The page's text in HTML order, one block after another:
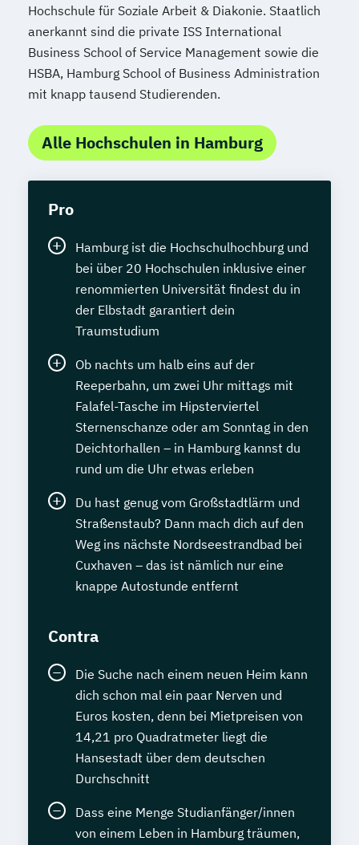
Fremdsprachenkorrespondent/in (IHK) -
Englisch
Geprüfte/r Grafik-Designer/in - Mac
Geprüfte/r Grafik-Designer/in - PC
Geprüfte/r Mechatroniktechniker/in (ILS)
Geprüfte/r Prozessmanager/in Industrie
4.0
Geprüfter Wirtschaftsinformatiker
Geschichte/Politik: Deutschland damals
und heute
Geschäftsführung in Kleinbetrieben
Geschäftsführung in Mittelbetrieben
Grafik-Design Gutes Deutsch
Handelsfachwirt (IHK)
Hauptschulabschluss (Erster
allgemeinbildender Schulabschluss)
Haustechnik
Hauswirtschafter
amtsärztliche Überprüfung
Homöopathie Hotelbetriebswirt
IT-Betriebswirt IT-Bürofachkraft
IT-Servicetechniker
IT-Sicherheit I - Einführung
Immobilienmakler
Immobilienmanagement
Industriefachwirt (IHK)
Industriemeister Elektrotechnik (IHK)
Industriemeister Luftfahrttechnik (IHK)
Industriemeister Metall (IHK)
Informatiker - C++
Informationstechnologie - Grundlagen
Innovationsmanager
Hochschule für Soziale Arbeit & Diakonie. Staatlich
anerkannt sind die private ISS International
Business School of Service Management sowie die
HSBA, Hamburg School of Business Administration
mit knapp tausend Studierenden.
Alle Hochschulen in Hamburg
Pro
Hamburg ist die Hochschulhochburg und
bei über 20 Hochschulen inklusive einer
renommierten Universität findest du in
der Elbstadt garantiert dein
Traumstudium
Ob nachts um halb eins auf der
Reeperbahn, um zwei Uhr mittags mit
Falafel-Tasche im Hipsterviertel
Sternenschanze oder am Sonntag in den
Deichtorhallen – in Hamburg kannst du
rund um die Uhr etwas erleben
Du hast genug vom Großstadtlärm und
Straßenstaub? Dann mach dich auf den
Weg ins nächste Nordseestrandbad bei
Cuxhaven – das ist nämlich nur eine
knappe Autostunde entfernt
Contra
Die Suche nach einem neuen Heim kann
dich schon mal ein paar Nerven und
Euros kosten, denn bei Mietpreisen von
14,21 pro Quadratmeter liegt die
Hansestadt über dem deutschen
Durchschnitt
Dass eine Menge Studianfänger/innen
von einem Leben in Hamburg träumen,